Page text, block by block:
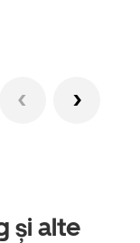
și alte